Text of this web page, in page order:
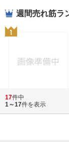
週間売れ筋ラ
17件中
1～17件を表示